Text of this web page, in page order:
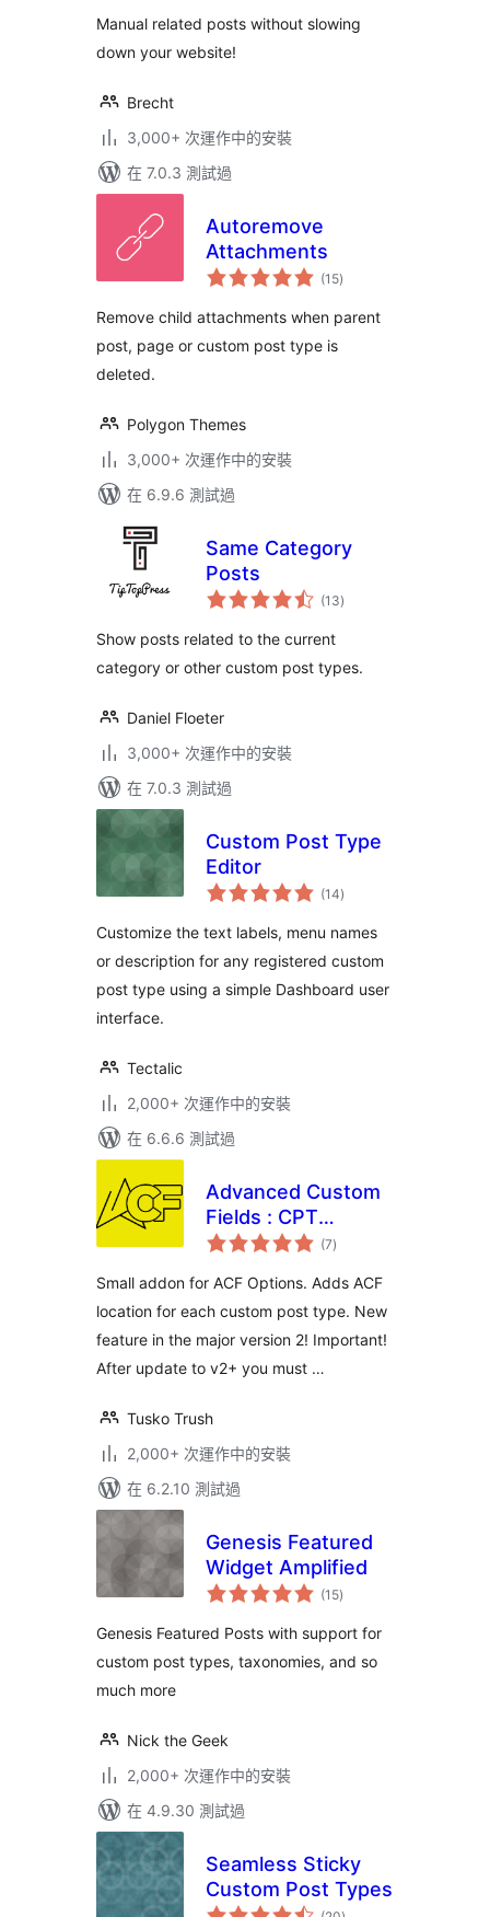
Manual related posts without slowing
down your website!
Brecht
3,000+ 次運作中的安裝
在 7.0.3 測試過
Autoremove
Attachments
(15總
評)
Remove child attachments when parent
post, page or custom post type is
deleted.
Polygon Themes
3,000+ 次運作中的安裝
在 6.9.6 測試過
Same Category
Posts
(13總
評)
Show posts related to the current
category or other custom post types.
Daniel Floeter
3,000+ 次運作中的安裝
在 7.0.3 測試過
Custom Post Type
Editor
(14總
評)
Customize the text labels, menu names
or description for any registered custom
post type using a simple Dashboard user
interface.
Tectalic
2,000+ 次運作中的安裝
在 6.6.6 測試過
Advanced Custom
Fields : CPT
Options Pages
(7總
評)
Small addon for ACF Options. Adds ACF
location for each custom post type. New
feature in the major version 2! Important!
After update to v2+ you must …
Tusko Trush
2,000+ 次運作中的安裝
在 6.2.10 測試過
Genesis Featured
Widget Amplified
(15總
評)
Genesis Featured Posts with support for
custom post types, taxonomies, and so
much more
Nick the Geek
2,000+ 次運作中的安裝
在 4.9.30 測試過
Seamless Sticky
Custom Post Types
總